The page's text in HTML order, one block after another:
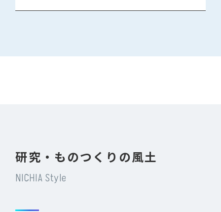
研究・ものつくりの風土
NICHIA Style